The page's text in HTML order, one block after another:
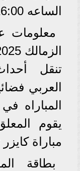
الساعه 16:00 بتوقيت مصر.
معلومات
الزمالك 2025-11-29
تنقل
العربي
المباراه
يقوم
مباراة